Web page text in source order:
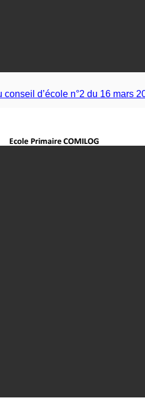
conseil d’école n°2 du 16 mars